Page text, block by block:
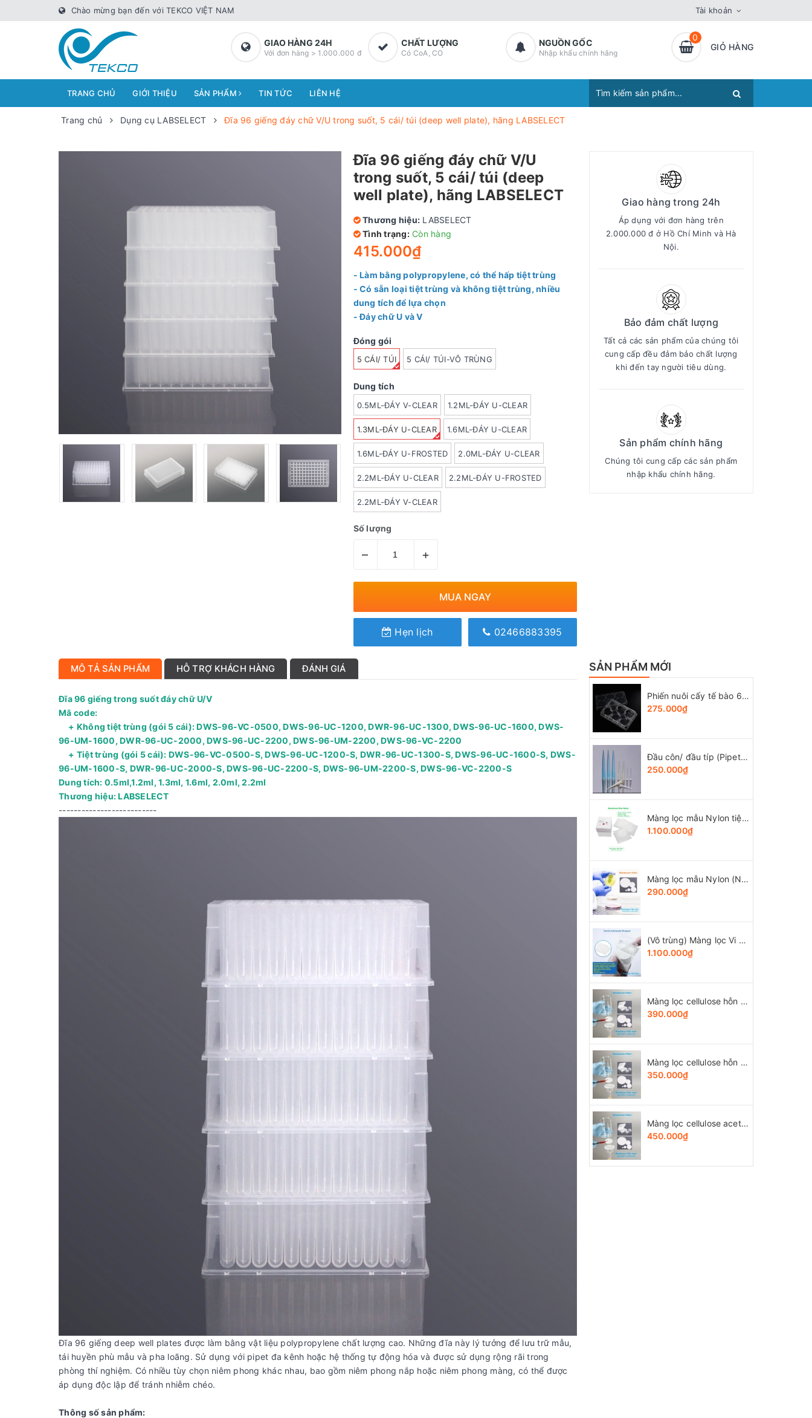
Chào mừng bạn đến với TEKCO VIỆT NAM Tài khoản
GIAO HÀNG 24H
Với đơn hàng > 1.000.000 đ
CHẤT LƯỢNG
Có CoA, CO
NGUỒN GỐC
Nhập khẩu chính hãng
0
GIỎ HÀNG
TRANG CHỦ GIỚI THIỆU SẢN PHẨM TIN TỨC LIÊN HỆ
Trang chủ Dụng cụ LABSELECT Đĩa 96 giếng đáy chữ V/U trong suốt, 5 cái/ túi (deep well plate), hãng LABSELECT
Đĩa 96 giếng đáy chữ V/U
trong suốt, 5 cái/ túi (deep
well plate), hãng LABSELECT
Thương hiệu: LABSELECT
Tình trạng: Còn hàng
415.000₫
- Làm bằng polypropylene, có thể hấp tiệt trùng
- Có sẵn loại tiệt trùng và không tiệt trùng, nhiều
dung tích để lựa chọn
- Đáy chữ U và V
Đóng gói
5 CÁI/ TÚI 5 CÁI/ TÚI-VÔ TRÙNG
Dung tích
0.5ML-ĐÁY V-CLEAR 1.2ML-ĐÁY U-CLEAR
1.3ML-ĐÁY U-CLEAR 1.6ML-ĐÁY U-CLEAR
1.6ML-ĐÁY U-FROSTED 2.0ML-ĐÁY U-CLEAR
2.2ML-ĐÁY U-CLEAR 2.2ML-ĐÁY U-FROSTED
2.2ML-ĐÁY V-CLEAR
Số lượng
– +
MUA NGAY
Hẹn lịch 02466883395
Giao hàng trong 24h
Áp dụng với đơn hàng trên
2.000.000 đ ở Hồ Chí Minh và Hà
Nội.
Bảo đảm chất lượng
Tất cả các sản phẩm của chúng tôi
cung cấp đều đảm bảo chất lượng
khi đến tay người tiêu dùng.
Sản phẩm chính hãng
Chúng tôi cung cấp các sản phẩm
nhập khẩu chính hãng.
MÔ TẢ SẢN PHẨM HỖ TRỢ KHÁCH HÀNG ĐÁNH GIÁ
Đĩa 96 giếng trong suốt đáy chữ U/V
Mã code:
+ Không tiệt trùng (gói 5 cái): DWS-96-VC-0500, DWS-96-UC-1200, DWR-96-UC-1300, DWS-96-UC-1600, DWS-
96-UM-1600, DWR-96-UC-2000, DWS-96-UC-2200, DWS-96-UM-2200, DWS-96-VC-2200
+ Tiệt trùng (gói 5 cái): DWS-96-VC-0500-S, DWS-96-UC-1200-S, DWR-96-UC-1300-S, DWS-96-UC-1600-S, DWS-
96-UM-1600-S, DWR-96-UC-2000-S, DWS-96-UC-2200-S, DWS-96-UM-2200-S, DWS-96-VC-2200-S
Dung tích: 0.5ml,1.2ml, 1.3ml, 1.6ml, 2.0ml, 2.2ml
Thương hiệu: LABSELECT
--------------------------
Đĩa 96 giếng deep well plates được làm bằng vật liệu polypropylene chất lượng cao. Những đĩa này lý tưởng để lưu trữ mẫu,
tái huyền phù mẫu và pha loãng. Sử dụng với pipet đa kênh hoặc hệ thống tự động hóa và được sử dụng rộng rãi trong
phòng thí nghiệm. Có nhiều tùy chọn niêm phong khác nhau, bao gồm niêm phong nắp hoặc niêm phong màng, có thể được
áp dụng độc lập để tránh nhiễm chéo.
Thông số sản phẩm:
SẢN PHẨM MỚI
Phiến nuôi cấy tế bào 6 giếng, tiệt trùng 1 cái/túi (Cell Culture Plates), mã 07-6006, Biologix-USA
275.000₫
Đầu côn/ đầu típ (Pipette tips), 10-1250ul, túi 1000 cái, hãng LabSelect
250.000₫
Màng lọc mẫu Nylon tiệt trùng (Ny) đk 47mm/0.22µm-0.45µm, 4x25 chiếc/hộp, hãng Biosharp
1.100.000₫
Màng lọc mẫu Nylon (Ny) đk 13-50mm/0.22µm-0.45µm, 4x25 chiếc/hộp, hãng Biosharp
290.000₫
(Vô trùng) Màng lọc Vi Sinh (MCE), đk 47 và 50mm/0.8μm-0.22µm-0.45μm, 100 chiếc/hộp, Biosharp
1.100.000₫
Màng lọc cellulose hỗn hợp (MCE) đk 13-50mm/0.45µm, 4x25 chiếc/hộp, hãng Biosharp
390.000₫
Màng lọc cellulose hỗn hợp (MCE) đk 13-50mm/0.22µm, 4x25 chiếc/hộp, hãng Biosharp
350.000₫
Màng lọc cellulose acetate (CA) đk 13-50mm/0.45µm, 4x25 chiếc/hộp, hãng Biosharp
450.000₫